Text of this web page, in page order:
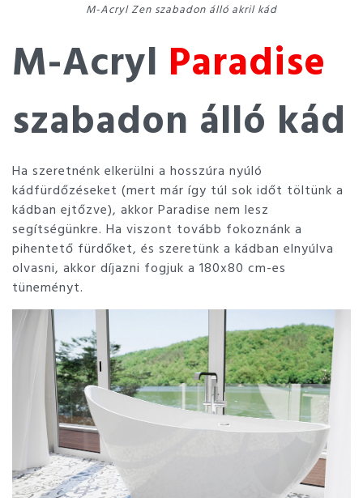
M-Acryl Zen szabadon álló akril kád
M-Acryl Paradise
szabadon álló kád
Ha szeretnénk elkerülni a hosszúra nyúló
kádfürdőzéseket (mert már így túl sok időt töltünk a
kádban ejtőzve), akkor Paradise nem lesz
segítségünkre. Ha viszont tovább fokoznánk a
pihentető fürdőket, és szeretünk a kádban elnyúlva
olvasni, akkor díjazni fogjuk a 180x80 cm-es
tüneményt.